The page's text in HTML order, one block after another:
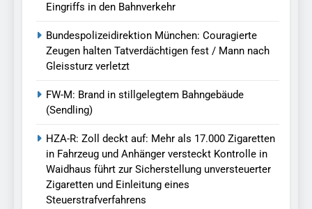
Eingriffs in den Bahnverkehr
Bundespolizeidirektion München: Couragierte
Zeugen halten Tatverdächtigen fest / Mann nach
Gleissturz verletzt
FW-M: Brand in stillgelegtem Bahngebäude
(Sendling)
HZA-R: Zoll deckt auf: Mehr als 17.000 Zigaretten
in Fahrzeug und Anhänger versteckt Kontrolle in
Waidhaus führt zur Sicherstellung unversteuerter
Zigaretten und Einleitung eines
Steuerstrafverfahrens